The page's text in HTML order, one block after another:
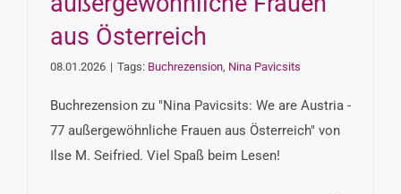
aus Österreich
08.01.2026 | Tags: Buchrezension, Nina Pavicsits
Buchrezension zu "Nina Pavicsits: We are Austria -
77 außergewöhnliche Frauen aus Österreich" von
Ilse M. Seifried. Viel Spaß beim Lesen!